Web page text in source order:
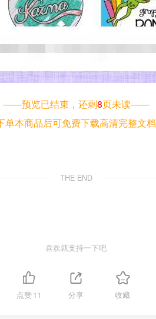
——预览已结束，还剩8页未读——
单本商品后可免费下载高清完整文档
THE END
喜欢就支持一下吧
点赞11 分享 收藏